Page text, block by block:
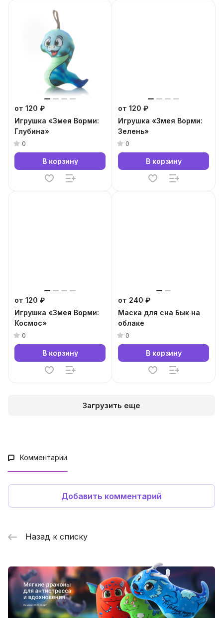
от 120 ₽
Игрушка «Змея Ворми:
Глубина»
0
В корзину
от 120 ₽
Игрушка «Змея Ворми:
Зелень»
0
В корзину
от 120 ₽
Игрушка «Змея Ворми:
Космос»
0
В корзину
от 240 ₽
Маска для сна Бык на
облаке
0
В корзину
Загрузить еще
Комментарии
Добавить комментарий
Назад к списку